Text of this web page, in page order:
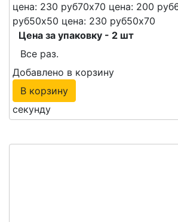
цена: 230 руб70х70 цена: 200 руб
руб50х50 цена: 230 руб50х70
Цена за упаковку - 2 шт
Все раз.
Добавлено в корзину
В корзину
секунду